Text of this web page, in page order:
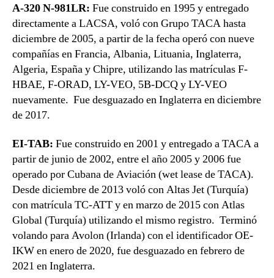
A-320 N-981LR: Fue construido en 1995 y entregado
directamente a LACSA, voló con Grupo TACA hasta
diciembre de 2005, a partir de la fecha operó con nueve
compañías en Francia, Albania, Lituania, Inglaterra,
Algeria, España y Chipre, utilizando las matrículas F-
HBAE, F-ORAD, LY-VEO, 5B-DCQ y LY-VEO
nuevamente. Fue desguazado en Inglaterra en diciembre
de 2017.
EI-TAB: Fue construido en 2001 y entregado a TACA a
partir de junio de 2002, entre el año 2005 y 2006 fue
operado por Cubana de Aviación (wet lease de TACA).
Desde diciembre de 2013 voló con Altas Jet (Turquía)
con matrícula TC-ATT y en marzo de 2015 con Atlas
Global (Turquía) utilizando el mismo registro. Terminó
volando para Avolon (Irlanda) con el identificador OE-
IKW en enero de 2020, fue desguazado en febrero de
2021 en Inglaterra.